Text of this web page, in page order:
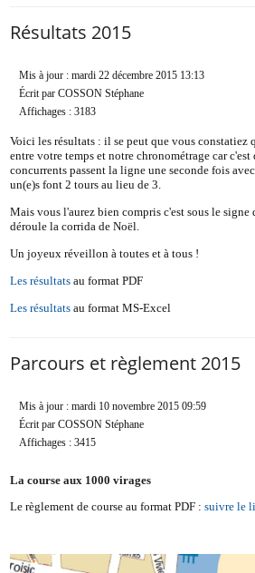
Résultats 2015
Mis à jour : mardi 22 décembre 2015 13:13
Écrit par COSSON Stéphane
Affichages : 3183
Voici les résultats : il se peut que vous constatiez
entre votre temps et notre chronométrage car
concurrents passent la ligne une seconde fois
un(e)s font 2 tours au lieu de 3.
Mais vous l'aurez bien compris c'est sous le signe
déroule la corrida de Noël.
Un joyeux réveillon à toutes et à tous !
Les résultats au format PDF
Les résultats au format MS-Excel
Parcours et règlement 2015
Mis à jour : mardi 10 novembre 2015 09:59
Écrit par COSSON Stéphane
Affichages : 3415
La course aux 1000 virages
Le règlement de course au format PDF :suivre le